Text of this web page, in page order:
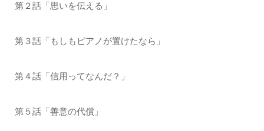
第２話「思いを伝える」
第３話「もしもピアノが置けたなら」
第４話「信用ってなんだ？」
第５話「善意の代償」